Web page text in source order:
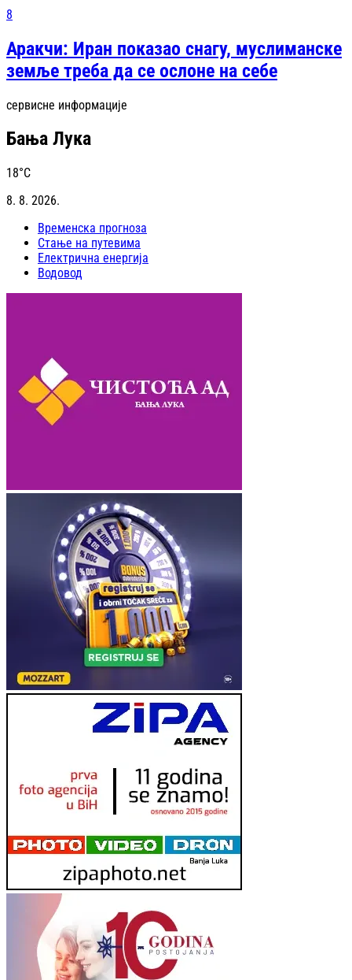
8
Аракчи: Иран показао снагу, муслиманске
земље треба да се ослоне на себе
сервисне информације
Бања Лука
18°C
8. 8. 2026.
Временска прогноза
Стање на путевима
Електрична енергија
Водовод